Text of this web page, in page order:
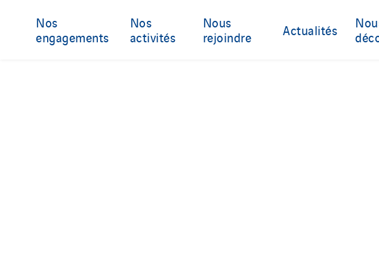
Nos
engagements
Nos
activités
Nous
rejoindre
Actualités